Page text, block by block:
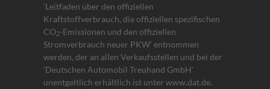
'Leitfaden über den offiziellen
Kraftstoffverbrauch, die offiziellen spezifischen
CO2-Emissionen und den offiziellen
Stromverbrauch neuer PKW' entnommen
werden, der an allen Verkaufsstellen und bei der
'Deutschen Automobil Treuhand GmbH'
unentgeltlich erhältlich ist unter www.dat.de.